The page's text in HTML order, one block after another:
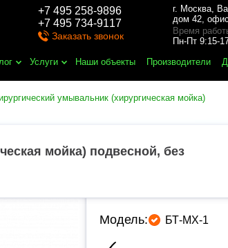
+7 495 258-9896
+7 495 734-9117
Заказать звонок
г. Москва,
дом 42,
Время
Пн-Пт 9:15-
Услуги Наши объекты Производители
умывальник (хирургическая мойка)
мойка) подвесной, без
Модель: БТ-МХ-1